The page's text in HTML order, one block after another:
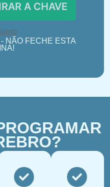
A CHAVE
NÃO FECHE ESTA